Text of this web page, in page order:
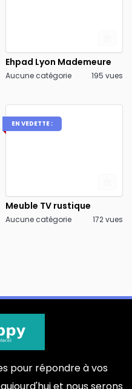
Ehpad Lyon Mademeure
Aucune catégorie 195 vues
EN VEDETTE :
Meuble TV rustique
Aucune catégorie 172 vues
pour répondre à vos
et nous serons